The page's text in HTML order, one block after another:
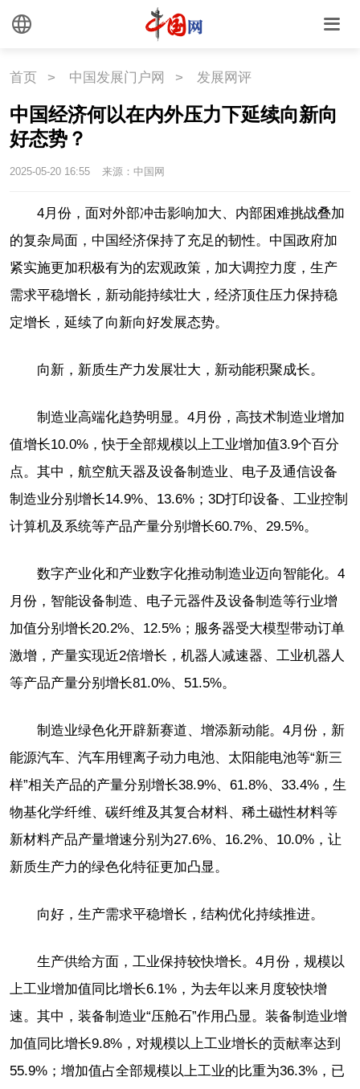
首页 > 中国发展门户网 > 发展网评
中国经济何以在内外压力下延续向新向
好态势？
2025-05-20 16:55 来源：中国网
4月份，面对外部冲击影响加大、内部困难挑战叠加
的复杂局面，中国经济保持了充足的韧性。中国政府加
紧实施更加积极有为的宏观政策，加大调控力度，生产
需求平稳增长，新动能持续壮大，经济顶住压力保持稳
定增长，延续了向新向好发展态势。
向新，新质生产力发展壮大，新动能积聚成长。
制造业高端化趋势明显。4月份，高技术制造业增加
值增长10.0%，快于全部规模以上工业增加值3.9个百分
点。其中，航空航天器及设备制造业、电子及通信设备
制造业分别增长14.9%、13.6%；3D打印设备、工业控制
计算机及系统等产品产量分别增长60.7%、29.5%。
数字产业化和产业数字化推动制造业迈向智能化。4
月份，智能设备制造、电子元器件及设备制造等行业增
加值分别增长20.2%、12.5%；服务器受大模型带动订单
激增，产量实现近2倍增长，机器人减速器、工业机器人
等产品产量分别增长81.0%、51.5%。
制造业绿色化开辟新赛道、增添新动能。4月份，新
能源汽车、汽车用锂离子动力电池、太阳能电池等“新三
样”相关产品的产量分别增长38.9%、61.8%、33.4%，生
物基化学纤维、碳纤维及其复合材料、稀土磁性材料等
新材料产品产量增速分别为27.6%、16.2%、10.0%，让
新质生产力的绿色化特征更加凸显。
向好，生产需求平稳增长，结构优化持续推进。
生产供给方面，工业保持较快增长。4月份，规模以
上工业增加值同比增长6.1%，为去年以来月度较快增
速。其中，装备制造业“压舱石”作用凸显。装备制造业增
加值同比增长9.8%，对规模以上工业增长的贡献率达到
55.9%；增加值占全部规模以上工业的比重为36.3%，已